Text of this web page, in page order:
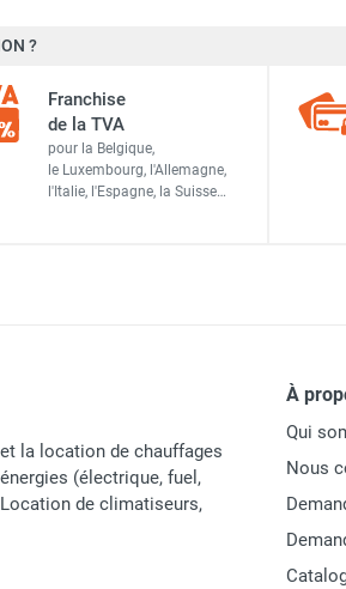
64/74
12/15
29,4/37,9
Vortice
conduit Ø 196 mm avec temporisation
conduit Ø 307 mm LINEO XL315 -
?
Franchise
de la TVA
pour la Belgique,
le Luxembourg, l'Allemagne,
l'Italie, l'Espagne, la Suisse…
la location de chauffages
(électrique, fuel,
de climatiseurs,
À
Qui
Nous